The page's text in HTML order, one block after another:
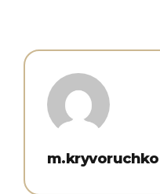
m.kryvoruchko